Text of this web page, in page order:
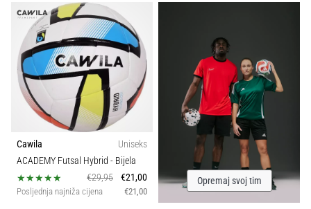
2025
sa
službenim
dresovima
kopačkama
Nike,
adidas
PUMA.
Budi
dio
svake
Cawila
Uniseks
ACADEMY Futsal Hybrid - Bijela
€29,95
€21,00
Posljednja najniža cijena €21,00
Opremaj svoj tim